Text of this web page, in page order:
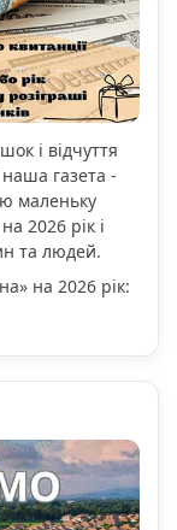
і відчуття
газета -
маленьку
2026 рік і
та людей.
на 2026 рік: